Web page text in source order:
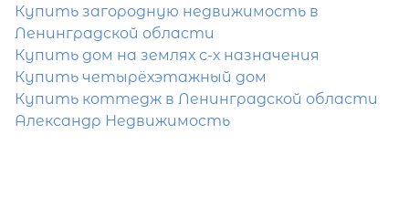
Купить загородную недвижимость в
Ленинградской области
Купить дом на землях с-х назначения
Купить четырёхэтажный дом
Купить коттедж в Ленинградской области
Александр Недвижимость